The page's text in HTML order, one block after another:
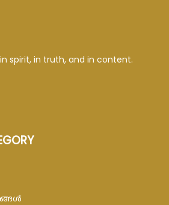
spirit, in truth, and in content.